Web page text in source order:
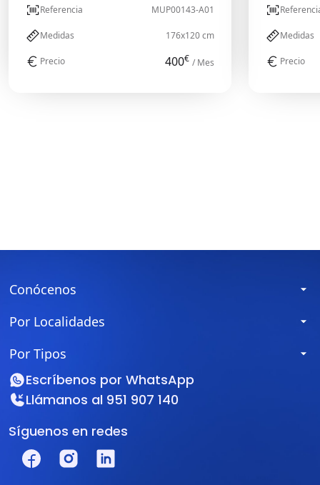
Referencia MUP00143-A01
Medidas 176x120 cm
Precio 400€ / Mes
Medidas
Precio
Conócenos
Por Localidades
Por Tipos
Escríbenos por WhatsApp
Llámanos al 951 907 140
Síguenos en redes